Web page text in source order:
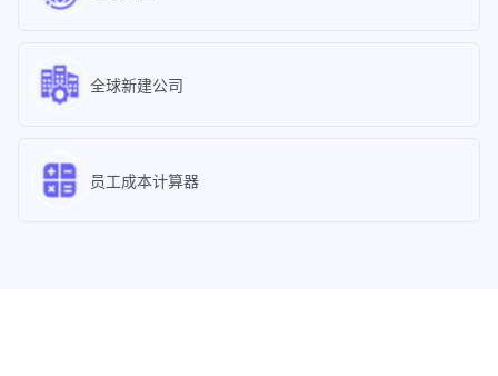
全球新建公司
员工成本计算器